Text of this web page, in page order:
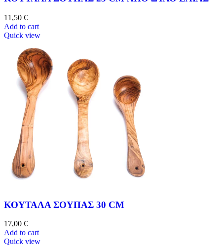
11,50 €
Add to cart
Quick view
ΚΟΥΤΑΛΑ ΣΟΥΠΑΣ 30 CM
17,00 €
Add to cart
Quick view